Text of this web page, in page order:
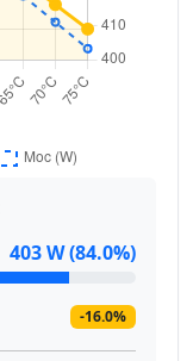
403 W (84.0%)
-16.0%